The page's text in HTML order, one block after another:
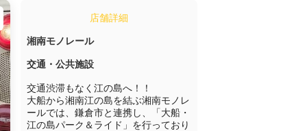
店舗詳細
湘南モノレール
交通・公共施設
交通渋滞もなく江の島へ！！
大船から湘南江の島を結ぶ湘南モノレ
ールでは、鎌倉市と連携し、「大船・
江の島パーク＆ライド」を行っており